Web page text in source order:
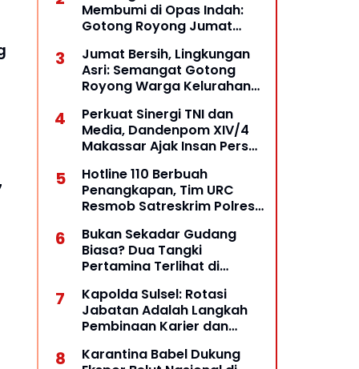
Membumi di Opas Indah:
Gotong Royong Jumat
dan Rukun
Jumat Bersih, Lingkungan
Asri: Semangat Gotong
Royong Warga Kelurahan
Perkuat Sinergi TNI dan
Media, Dandenpom XIV/4
Makassar Ajak Insan Pers
Kolaboratif
Hotline 110 Berbuah
Penangkapan, Tim URC
Resmob Satreskrim Polres
Pelaku Pencurian
Bukan Sekadar Gudang
Biasa? Dua Tangki
Pertamina Terlihat di
BBM Ilegal Diuji
Kapolda Sulsel: Rotasi
Jabatan Adalah Langkah
Pembinaan Karier dan
Kamtibmas
Karantina Babel Dukung